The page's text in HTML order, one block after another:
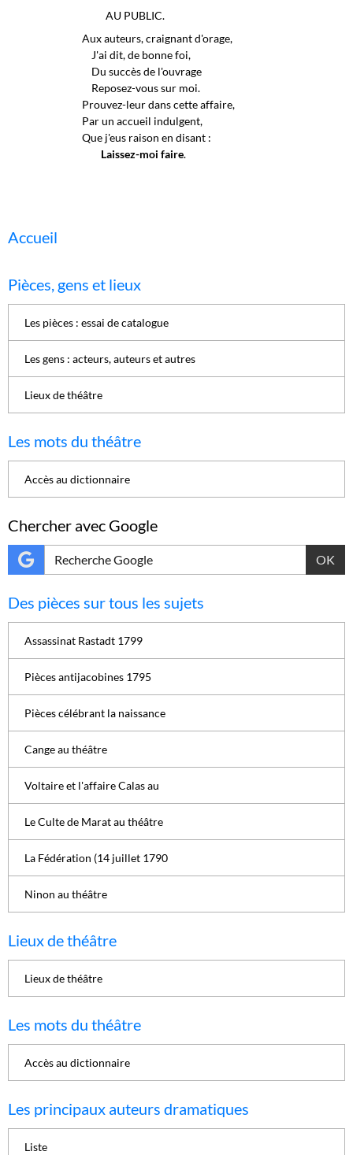
AU PUBLIC.
Aux auteurs, craignant d'orage,
J'ai dit, de bonne foi,
Du succès de l'ouvrage
Reposez-vous sur moi.
Prouvez-leur dans cette affaire,
Par un accueil indulgent,
Que j'eus raison en disant :
Laissez-moi faire.
Accueil
Pièces, gens et lieux
Les pièces : essai de catalogue
Les gens : acteurs, auteurs et autres
Lieux de théâtre
Les mots du théâtre
Accès au dictionnaire
Chercher avec Google
OK
Des pièces sur tous les sujets
Assassinat Rastadt 1799
Pièces antijacobines 1795
Pièces célébrant la naissance
Cange au théâtre
Voltaire et l'affaire Calas au
Le Culte de Marat au théâtre
La Fédération (14 juillet 1790
Ninon au théâtre
Lieux de théâtre
Lieux de théâtre
Les mots du théâtre
Accès au dictionnaire
Les principaux auteurs dramatiques
Liste